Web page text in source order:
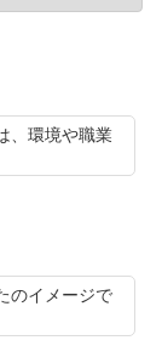
、環境や職業
のイメージで